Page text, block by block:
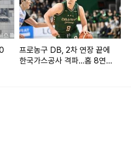
할 것"이라고 답했고, 김희선은
음을 자아냈다.
누가 더 예쁘냐"고 다시 묻자 이
프로농구 DB, 2차 연장 끝에
한국가스공사 격파…홈 8연